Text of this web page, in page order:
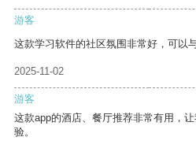
游客
这款学习软件的社区氛围非常好，可以
2025-11-02
游客
这款app的酒店、餐厅推荐非常有用，
验。